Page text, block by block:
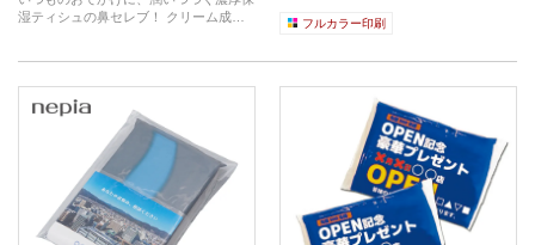
湿ティシュの鼻セレブ！ クリーム成分
フルカラー印刷